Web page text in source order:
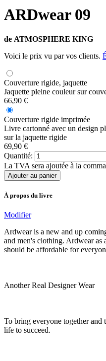
ARDwear 09
de ATMOSPHERE KING
Voici le prix vu par vos clients.
Couverture rigide, jaquette
Jaquette pleine couleur sur
66,90 €
Couverture rigide imprimée
Livre cartonné avec un design
sur la jaquette rigide
69,90 €
Quantité:
La TVA sera ajoutée à la
À propos du livre
Modifier
Ardwear is a new and up
and men's clothing. Ardwear as
should be affordable for
Another Real Designer Wear
To bring everyone together
life to succeed.